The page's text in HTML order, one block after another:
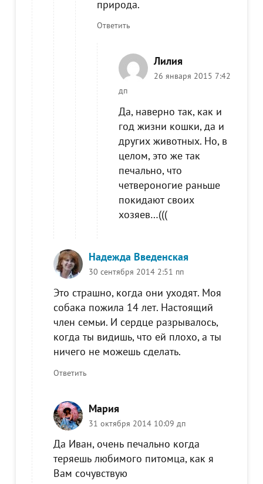
природа.
Ответить
Лилия
26 января 2015 7:42
дп
Да, наверно так, как и
год жизни кошки, да и
других животных. Но, в
целом, это же так
печально, что
четвероногие раньше
покидают своих
хозяев…(((
Надежда Введенская
30 сентября 2014 2:51 пп
Это страшно, когда они уходят. Моя
собака пожила 14 лет. Настоящий
член семьи. И сердце разрывалось,
когда ты видишь, что ей плохо, а ты
ничего не можешь сделать.
Ответить
Мария
31 октября 2014 10:09 дп
Да Иван, очень печально когда
теряешь любимого питомца, как я
Вам сочувствую